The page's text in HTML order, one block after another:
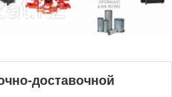
доставочной